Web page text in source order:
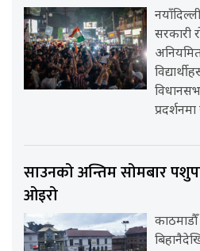
सरकारी
साउनको अन्तिम सोमबार
ओइरो